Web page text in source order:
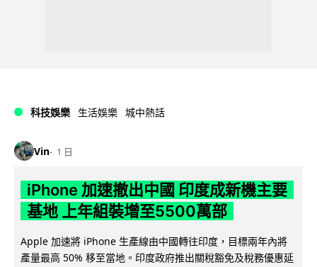
科技娛樂 生活娛樂 城中熱話
Vin 1 日
iPhone 加速撤出中國 印度成新機主要
基地 上年組裝增至5500萬部
Apple 加速將 iPhone 生產線由中國轉往印度，目標兩年內將
產量最高 50% 移至當地。印度政府推出關稅豁免及稅務優惠延